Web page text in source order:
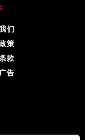
们
策
款
告